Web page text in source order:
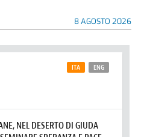
8 AGOSTO 2026